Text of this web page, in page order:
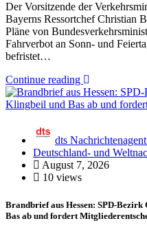
Der Vorsitzende der
Bayerns Ressortchef Christian
Pläne von
Fahrverbot an Sonn- und
befristet…
Continue reading
dts
Deutschland- und
August 7, 2026
10 views
Brandbrief aus Hessen: SPD-
Bas ab und fordert